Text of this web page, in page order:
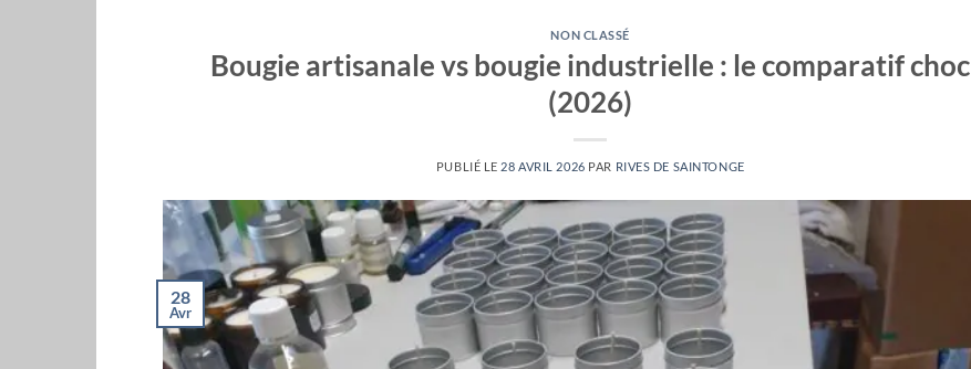
NON CLASSÉ
Bougie artisanale vs bougie industrielle : le comparatif choc
(2026)
PUBLIÉ LE 28 AVRIL 2026 PAR RIVES DE SAINTONGE
28
Avr